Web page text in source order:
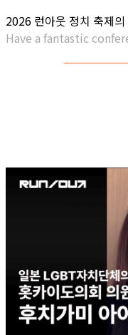
2026 런아웃 정치 축제
Have a fantastic